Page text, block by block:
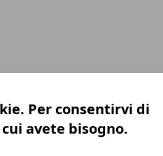
Per consentirvi di
avete bisogno.